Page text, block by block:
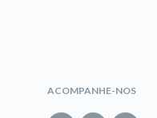
ACOMPANHE-NOS